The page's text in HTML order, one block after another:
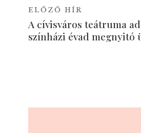
ELŐZŐ HÍR
A cívisváros teátruma
színházi évad megnyitó